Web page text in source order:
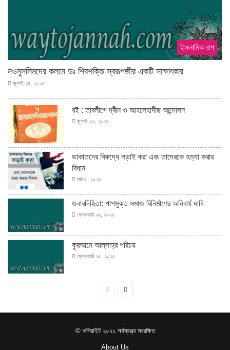
ইসলামিক গল্প
নওমুসলিমদের কলমে ডঃ শিবশক্তি স্বরূপজীর একটি সাক্ষাৎকার
জুলাই ২৪, ২০২৫
বই : তাবলীগে দ্বীন ও আহলেহাদীছ আন্দোলন
জুলাই ২৩, ২০২৫
ডাকাতদের বিরুদ্ধে লড়াই করা এবং তাদেরকে হত্যা করার
বিধান
মার্চ ৫, ২০২৫
জবাবদিহিতা: পাপমুক্ত সমাজ বিনির্মাণের অনিবার্য দাবি
ফেব্রুয়ারি ২৬, ২০২৫
কুরআনে আল্লাহ্‌র পরিচয়
ফেব্রুয়ারি ২৫, ২০২৫
পূর্বের
পরবর্তী
© কপিরাইট ২০২২ সর্বস্বত্ত্ব সংরক্ষিত
About Us